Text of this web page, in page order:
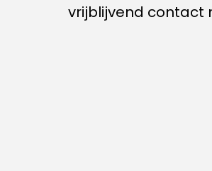
vrijblijvend contact